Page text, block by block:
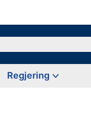
Regjering